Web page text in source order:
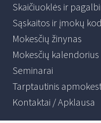
Skaičiuoklės ir
Sąskaitos ir įmokų
Mokesčių žinynas
Mokesčių kalendorius
Seminarai
Tarptautinis
Kontaktai / Apklausa